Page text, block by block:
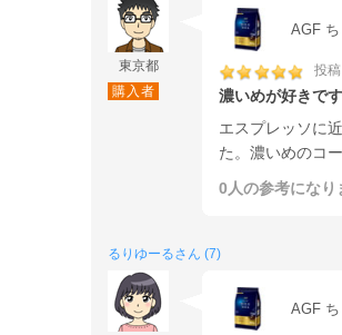
東京都
購入者
AGF
投稿
濃いめが好きです
エスプレッソに
た。濃いめのコ
0人の参考になり
るりゆーるさん (7)
AGF